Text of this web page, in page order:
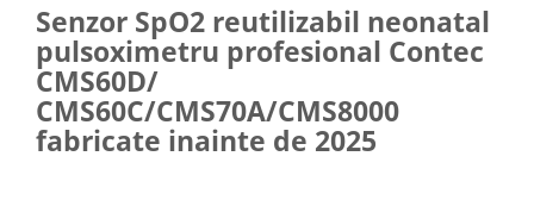
Ondulatoare si placi de par
Ondulatoare
Placi de par
Uscatoare si perii electrice
Uscatoare
Senzor SpO2 reutilizabil neonatal
pulsoximetru profesional Contec
CMS60D/
CMS60C/CMS70A/CMS8000
fabricate inainte de 2025